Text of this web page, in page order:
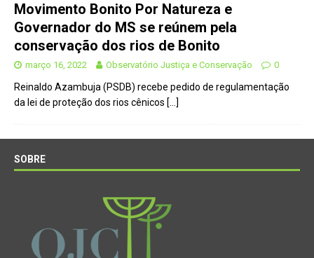
Movimento Bonito Por Natureza e
Governador do MS se reúnem pela
conservação dos rios de Bonito
março 16, 2022 Observatório Justiça e Conservação 0
Reinaldo Azambuja (PSDB) recebe pedido de regulamentação
da lei de proteção dos rios cênicos […]
SOBRE